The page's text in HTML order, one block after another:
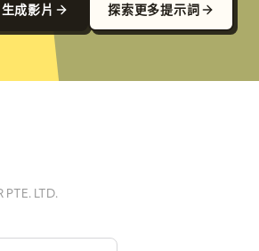
成影片 探索更多提示詞
PTE. LTD.